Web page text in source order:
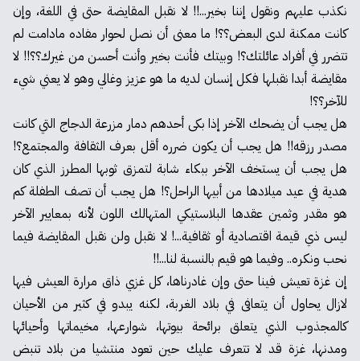
نكذب عليهم ونقول إننا بخير...!! لا نقبل المقايضة حتى في اللغة، وإن
كانت ممكنة لدى البعض؟؟! ما معنى أن نصل لحوار مفاده مادامت لم
تتضرر في أفراد عائلتك؟! وبيتك فأنت بخير وأنت أحسن من غيرك؟؟!! لا
مقايضة أبدا نقبلها فكل إنسان لديه ما هو عزيز وغالي وهو لا يعني شيء
للآخر؟؟!
هل يجب أن يضحك الآخر إذا بكى أحدهم دمار مزرعة الدجاج التي كانت
مصدر رزقه!! هل يجب أن يكون ضرره أقل بعرف الثقافة والمجتمع؟!
هل يجب أن يستخف الآخر ببكاء شابة لتمزق ثوبها المطرز الذي كان
هدية في عيد ميلادها من أبيها الراحل؟! هل يجب أن تصف الطفلة كم
هو مقدر وثمين عقدها البلاستيكي المتهالك اللون لأنه بمعايير الآخر
ليس ذي قيمة اقتصادية أو ثقافية...! لا نقبل ولن نقبل المقايضة فيما
نحب ونكره.. وفيما هو قيم بالنسبة لنا...!!
إن غزة تعيش فينا حتى وإن غادرناها، كل غزي ذاق مرارة العيش فيها
لازال يحاول أن يتعافى في بلاد الغربة، لكنه يبدو في كثير من الأحيان
كالمجذوب الذي يتعلق برائحة بيوتها، شوارعها، مخيماتها وأحيائها
ومدنها، غزة قد لا تتعرف عليك حين تعود منتشيا من بلاد تنبض